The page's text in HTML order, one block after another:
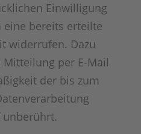
Einwilligung
eine bereits erteilte
widerrufen. Dazu
per E-Mail
der bis zum